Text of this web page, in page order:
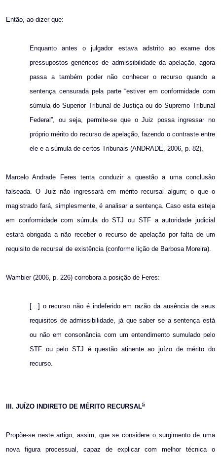
Então, ao dizer que:
Enquanto antes o julgador estava adstrito ao exame dos
pressupostos genéricos de admissibilidade da apelação, agora
passa a também poder não conhecer o recurso quando a
sentença censurada pela parte “estiver em conformidade com
súmula do Superior Tribunal de Justiça ou do Supremo Tribunal
Federal”, ou seja, permite-se que o Juiz possa ingressar no
próprio mérito do recurso de apelação, fazendo o contraste entre
ele e a súmula de certos Tribunais (ANDRADE, 2006, p. 82),
Marcelo Andrade Feres tenta conduzir a questão a uma conclusão
falseada. O Juiz não ingressará em mérito recursal algum; o que o
magistrado fará, simplesmente, é analisar a sentença. Caso esta esteja
em conformidade com súmula do STJ ou STF a autoridade judicial
estará obrigada a não receber o recurso de apelação por falta de um
requisito de recursal de existência (conforme lição de Barbosa Moreira).
Wambier (2006, p. 226) corrobora a posição de Feres:
[…] o recurso não é indeferido em razão da ausência de seus
requisitos de admissibilidade, já que saber se a sentença está
ou não em consonância com um entendimento sumulado pelo
STF ou pelo STJ é questão atinente ao juízo de mérito do
recurso.
III. JUÍZO INDIRETO DE MÉRITO RECURSAL5
Propõe-se neste artigo, assim, que se considere o surgimento de uma
nova figura processual, capaz de explicar com melhor técnica o